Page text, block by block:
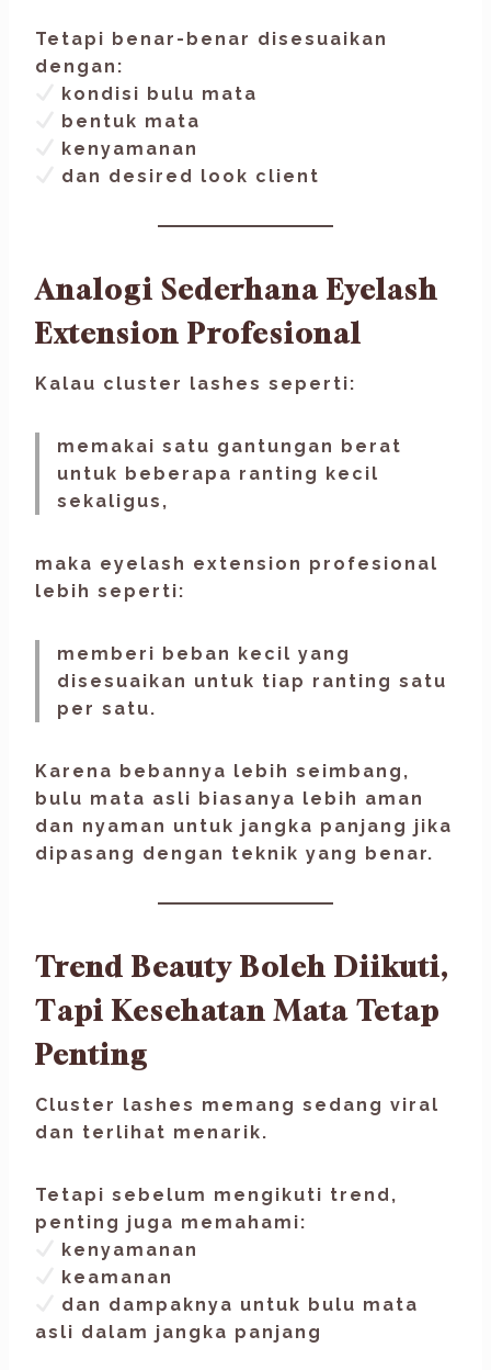
Tetapi benar-benar disesuaikan
dengan:
kondisi bulu mata
bentuk mata
kenyamanan
dan desired look client
Analogi Sederhana Eyelash
Extension Profesional
Kalau cluster lashes seperti:
memakai satu gantungan berat
untuk beberapa ranting kecil
sekaligus,
maka eyelash extension profesional
lebih seperti:
memberi beban kecil yang
disesuaikan untuk tiap ranting satu
per satu.
Karena bebannya lebih seimbang,
bulu mata asli biasanya lebih aman
dan nyaman untuk jangka panjang jika
dipasang dengan teknik yang benar.
Trend Beauty Boleh Diikuti,
Tapi Kesehatan Mata Tetap
Penting
Cluster lashes memang sedang viral
dan terlihat menarik.
Tetapi sebelum mengikuti trend,
penting juga memahami:
kenyamanan
keamanan
dan dampaknya untuk bulu mata
asli dalam jangka panjang